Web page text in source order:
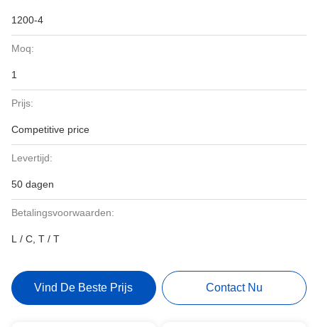
1200-4
Moq:
1
Prijs:
Competitive price
Levertijd:
50 dagen
Betalingsvoorwaarden:
L / C, T / T
Vind De Beste Prijs Contact Nu